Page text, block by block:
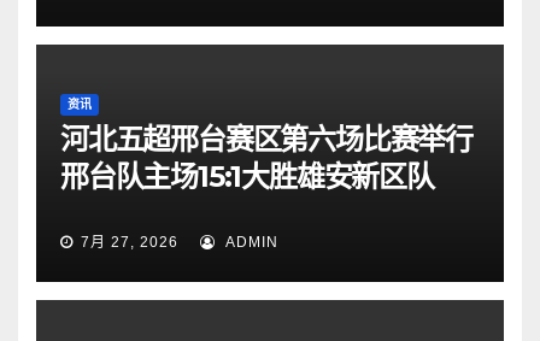
资讯
河北五超邢台赛区第六场比赛举行
邢台队主场15:1大胜雄安新区队
7月 27, 2026 ADMIN